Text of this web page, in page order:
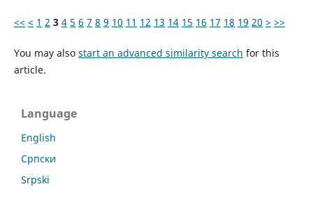
<< < 1 2 3 4 5 6 7 8 9 10 11 12 13 14 15 16 17 18 19 20 > >>
You may also start an advanced similarity search for this
article.
Language
English
Cрпски
Srpski